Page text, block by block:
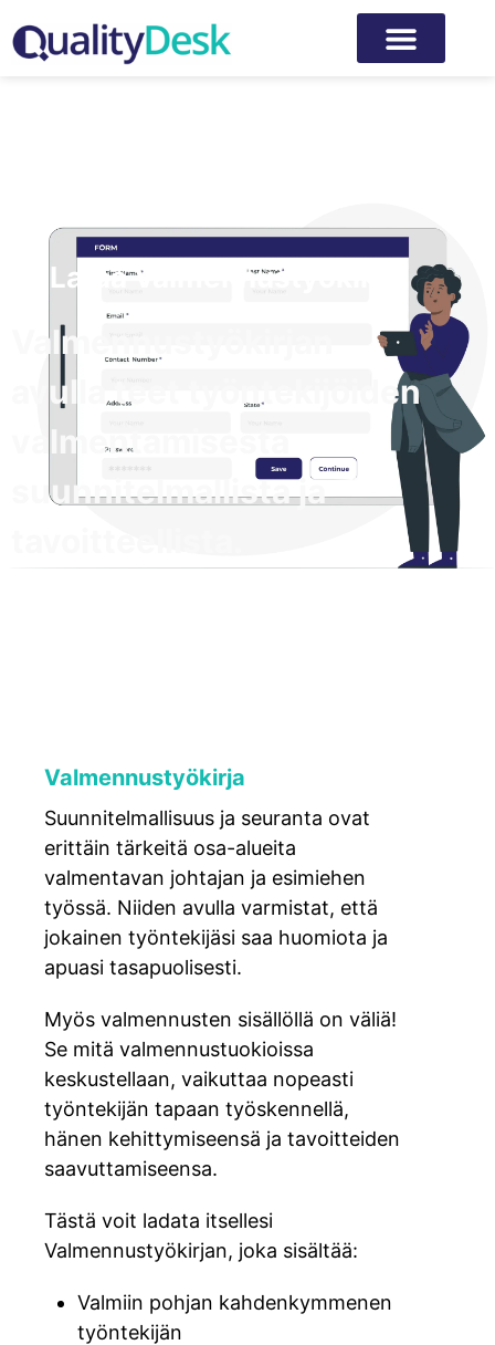
Lataa Valmennustyökirja
Valmennustyökirjan
avulla teet työntekijöiden
valmentamisesta
suunnitelmallista ja
Valmennustyökirja
Suunnitelmallisuus ja seuranta ovat
erittäin tärkeitä osa-alueita
valmentavan johtajan ja esimiehen
työssä. Niiden avulla varmistat, että
jokainen työntekijäsi saa huomiota ja
apuasi tasapuolisesti.
Myös valmennusten sisällöllä on väliä!
Se mitä valmennustuokioissa
keskustellaan, vaikuttaa nopeasti
työntekijän tapaan työskennellä,
hänen kehittymiseensä ja tavoitteiden
saavuttamiseensa.
Tästä voit ladata itsellesi
Valmennustyökirjan, joka sisältää:
Valmiin pohjan kahdenkymmenen
työntekijän